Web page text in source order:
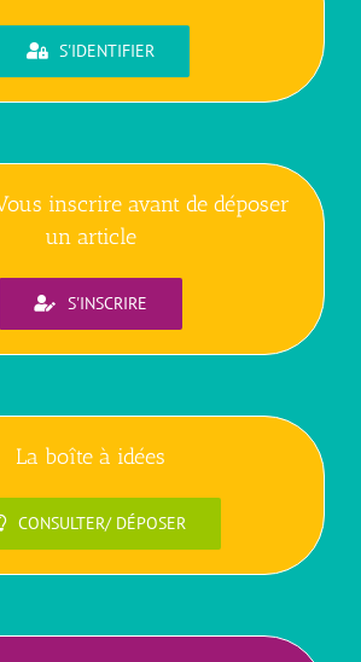
S'IDENTIFIER
inscrire avant de déposer
un article
S'INSCRIRE
La boîte à idées
CONSULTER/ DÉPOSER